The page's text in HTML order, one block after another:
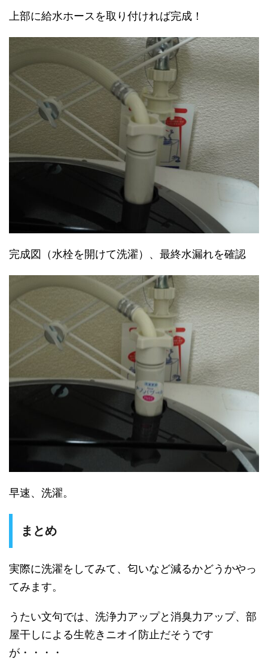
上部に給水ホースを取り付ければ完成！
完成図（水栓を開けて洗濯）、最終水漏れを確認
早速、洗濯。
まとめ
実際に洗濯をしてみて、匂いなど減るかどうかやっ
てみます。
うたい文句では、洗浄力アップと消臭力アップ、部
屋干しによる生乾きニオイ防止だそうです
が・・・・